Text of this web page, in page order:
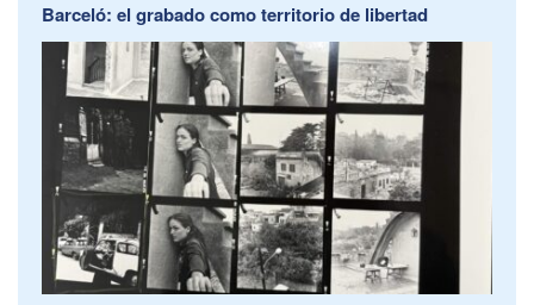
Barceló: el grabado como territorio de libertad